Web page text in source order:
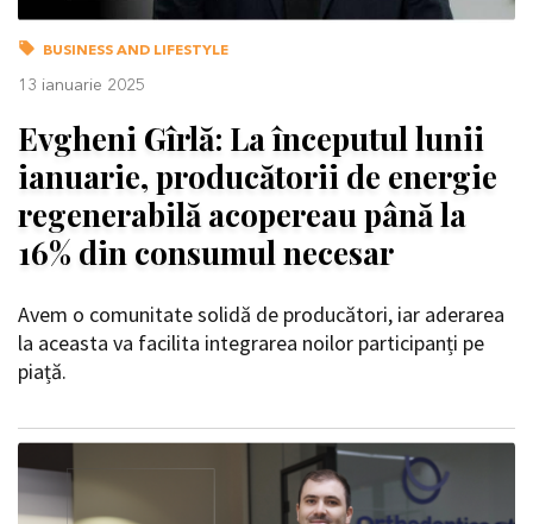
BUSINESS AND LIFESTYLE
13 ianuarie 2025
Evgheni Gîrlă: La începutul lunii
ianuarie, producătorii de energie
regenerabilă acopereau până la
16% din consumul necesar
Avem o comunitate solidă de producători, iar aderarea
la aceasta va facilita integrarea noilor participanți pe
piață.